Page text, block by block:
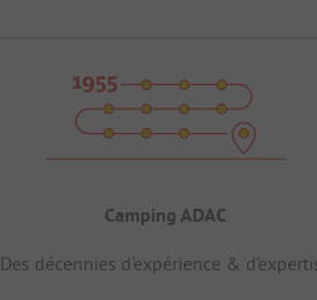
Camping ADAC
Des décennies d’expérience &